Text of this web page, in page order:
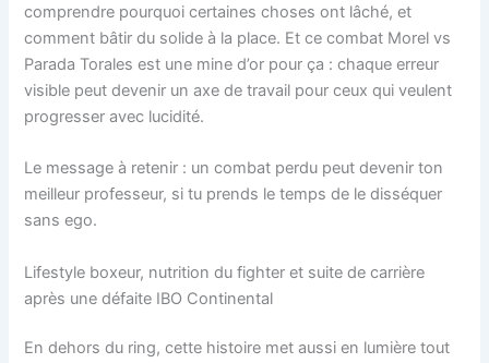
comprendre pourquoi certaines choses ont lâché, et
comment bâtir du solide à la place. Et ce combat Morel vs
Parada Torales est une mine d’or pour ça : chaque erreur
visible peut devenir un axe de travail pour ceux qui veulent
progresser avec lucidité.
Le message à retenir : un combat perdu peut devenir ton
meilleur professeur, si tu prends le temps de le disséquer
sans ego.
Lifestyle boxeur, nutrition du fighter et suite de carrière
après une défaite IBO Continental
En dehors du ring, cette histoire met aussi en lumière tout